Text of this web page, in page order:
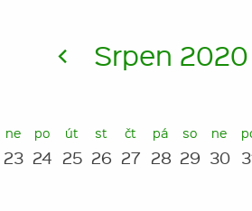
< Srpen 2020
ne
23
po
24
út
25
st
26
čt
27
pá
28
so
29
ne
30